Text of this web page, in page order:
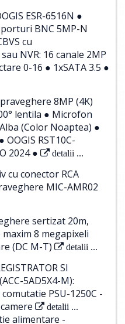
ESR-6516N ●
porturi BNC 5MP-N
cu
NVR: 16 canale 2MP
0-16 ● 1xSATA 3.5 ●
8MP (4K)
lentila ● Microfon
(Color Noaptea) ●
RST10C-
2024 ●
detalii ...
cu conector RCA
MIC-AMR02
sertizat 20m,
8 megapixeli
(DC M-T)
detalii ...
SI
5AD5X4-M):
PSU-1250C -
detalii ...
alimentare -